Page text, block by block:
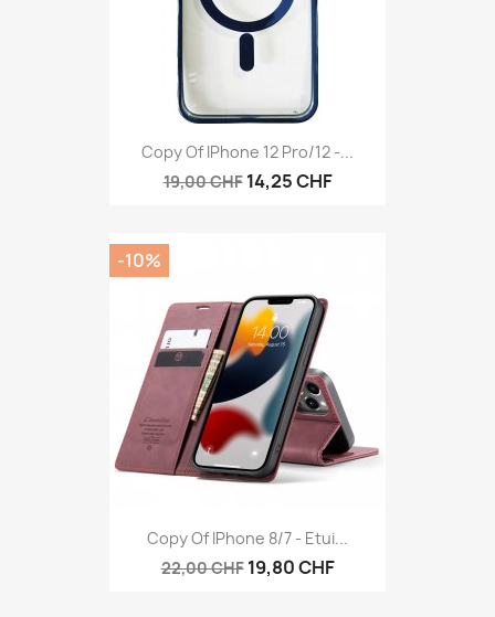
Copy Of IPhone 12 Pro/12 -...
19,00 CHF 14,25 CHF
Copy Of IPhone 8/7 - Etui...
22,00 CHF 19,80 CHF
-10%